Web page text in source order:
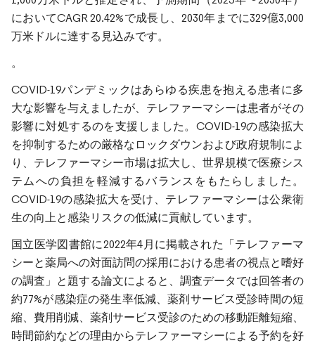
においてCAGR 20.42%で成長し、2030年までに329億3,000
万米ドルに達する見込みです。
。
COVID-19パンデミックはあらゆる疾患を抱える患者に多
大な影響を与えましたが、テレファーマシーは患者がその
影響に対処するのを支援しました。COVID-19の感染拡大
を抑制するための厳格なロックダウンおよび政府規制によ
り、テレファーマシー市場は拡大し、世界規模で医療シス
テムへの負担を軽減するバランスをもたらしました。
COVID-19の感染拡大を受け、テレファーマシーは公衆衛
生の向上と感染リスクの低減に貢献しています。
国立医学図書館に2022年4月に掲載された「テレファーマ
シーと薬局への対面訪問の採用における患者の視点と嗜好
の調査」と題する論文によると、調査データでは回答者の
約77%が感染症の発生率低減、薬剤サービス受診時間の短
縮、費用削減、薬剤サービス受診のための移動距離短縮、
時間節約などの理由からテレファーマシーによる予約を好